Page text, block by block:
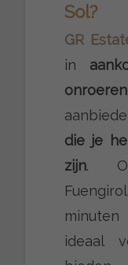
Sol?
GR
in
die je
zijn.
ideaal